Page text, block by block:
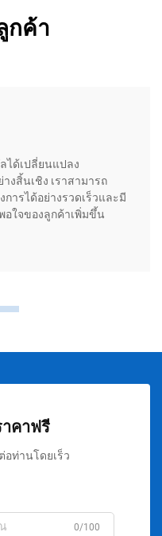
กค้า
ได้เปลี่ยนแปลง
งสิ้นเชิง เราสามารถ
ารได้อย่างรวดเร็วและมี
อใจของลูกค้าเพิ่มขึ้น
คาฟรี
อท่านโดยเร็ว
0/100